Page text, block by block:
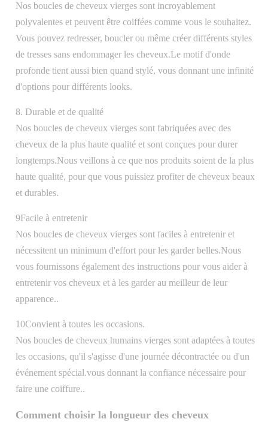
Nos boucles de cheveux vierges sont incroyablement
polyvalentes et peuvent être coiffées comme vous le souhaitez.
Vous pouvez redresser, boucler ou même créer différents styles
de tresses sans endommager les cheveux.Le motif d'onde
profonde tient aussi bien quand stylé, vous donnant une infinité
d'options pour différents looks.
8. Durable et de qualité
Nos boucles de cheveux vierges sont fabriquées avec des
cheveux de la plus haute qualité et sont conçues pour durer
longtemps.Nous veillons à ce que nos produits soient de la plus
haute qualité, pour que vous puissiez profiter de cheveux beaux
et durables.
9Facile à entretenir
Nos boucles de cheveux vierges sont faciles à entretenir et
nécessitent un minimum d'effort pour les garder belles.Nous
vous fournissons également des instructions pour vous aider à
entretenir vos cheveux et à les garder au meilleur de leur
apparence..
10Convient à toutes les occasions.
Nos boucles de cheveux humains vierges sont adaptées à toutes
les occasions, qu'il s'agisse d'une journée décontractée ou d'un
événement spécial.vous donnant la confiance nécessaire pour
faire une coiffure..
Comment choisir la longueur des cheveux